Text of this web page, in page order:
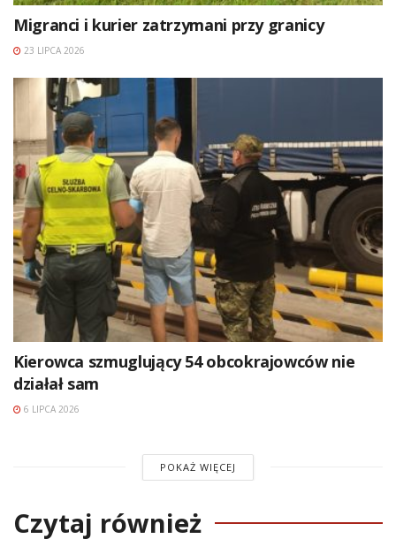
Migranci i kurier zatrzymani przy granicy
23 LIPCA 2026
Kierowca szmuglujący 54 obcokrajowców nie
działał sam
6 LIPCA 2026
POKAŻ WIĘCEJ
Czytaj również